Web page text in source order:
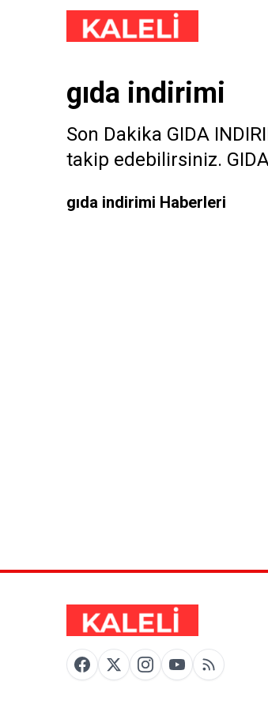
gıda indirimi
Son Dakika GIDA
takip edebilirsiniz.
gıda indirimi Haberleri